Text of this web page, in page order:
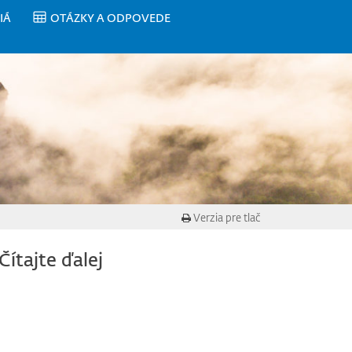
OTÁZKY A ODPOVEDE
Verzia pre tlač
ďalej